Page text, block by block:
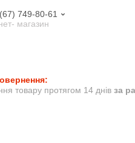
749-80-61
магазин
товару протягом 14 днів за